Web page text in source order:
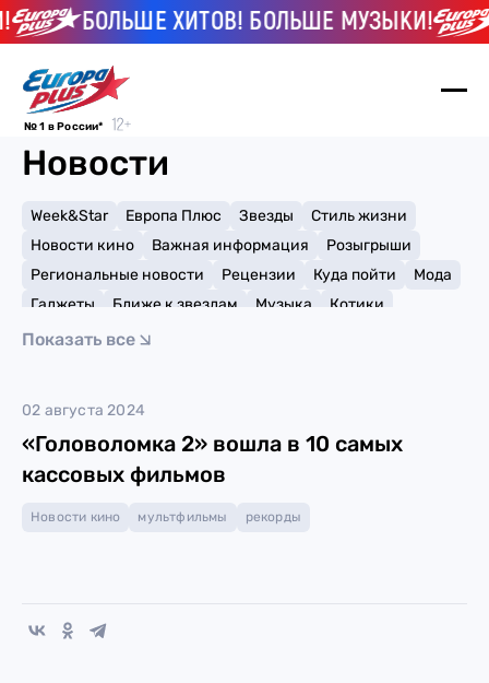
БОЛЬШЕ ХИТОВ! БОЛЬШЕ МУЗЫКИ!
№ 1 в России*
Новости
Week&Star Европа Плюс Звезды
Стиль жизни
Новости кино
Важная информация
Розыгрыши
Региональные новости
Рецензии Куда пойти
Мода
Гаджеты
Ближе к звездам Музыка
Котики
Мемы и тренды
Показать все
02 августа 2024
«Головоломка 2» вошла в 10 самых
кассовых фильмов
Новости кино мультфильмы рекорды